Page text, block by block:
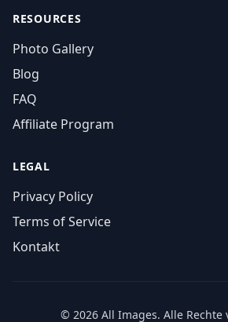
RESOURCES
Photo Gallery
Blog
FAQ
Affiliate Program
LEGAL
Privacy Policy
Terms of Service
Kontakt
© 2026 All Images. Alle Rechte